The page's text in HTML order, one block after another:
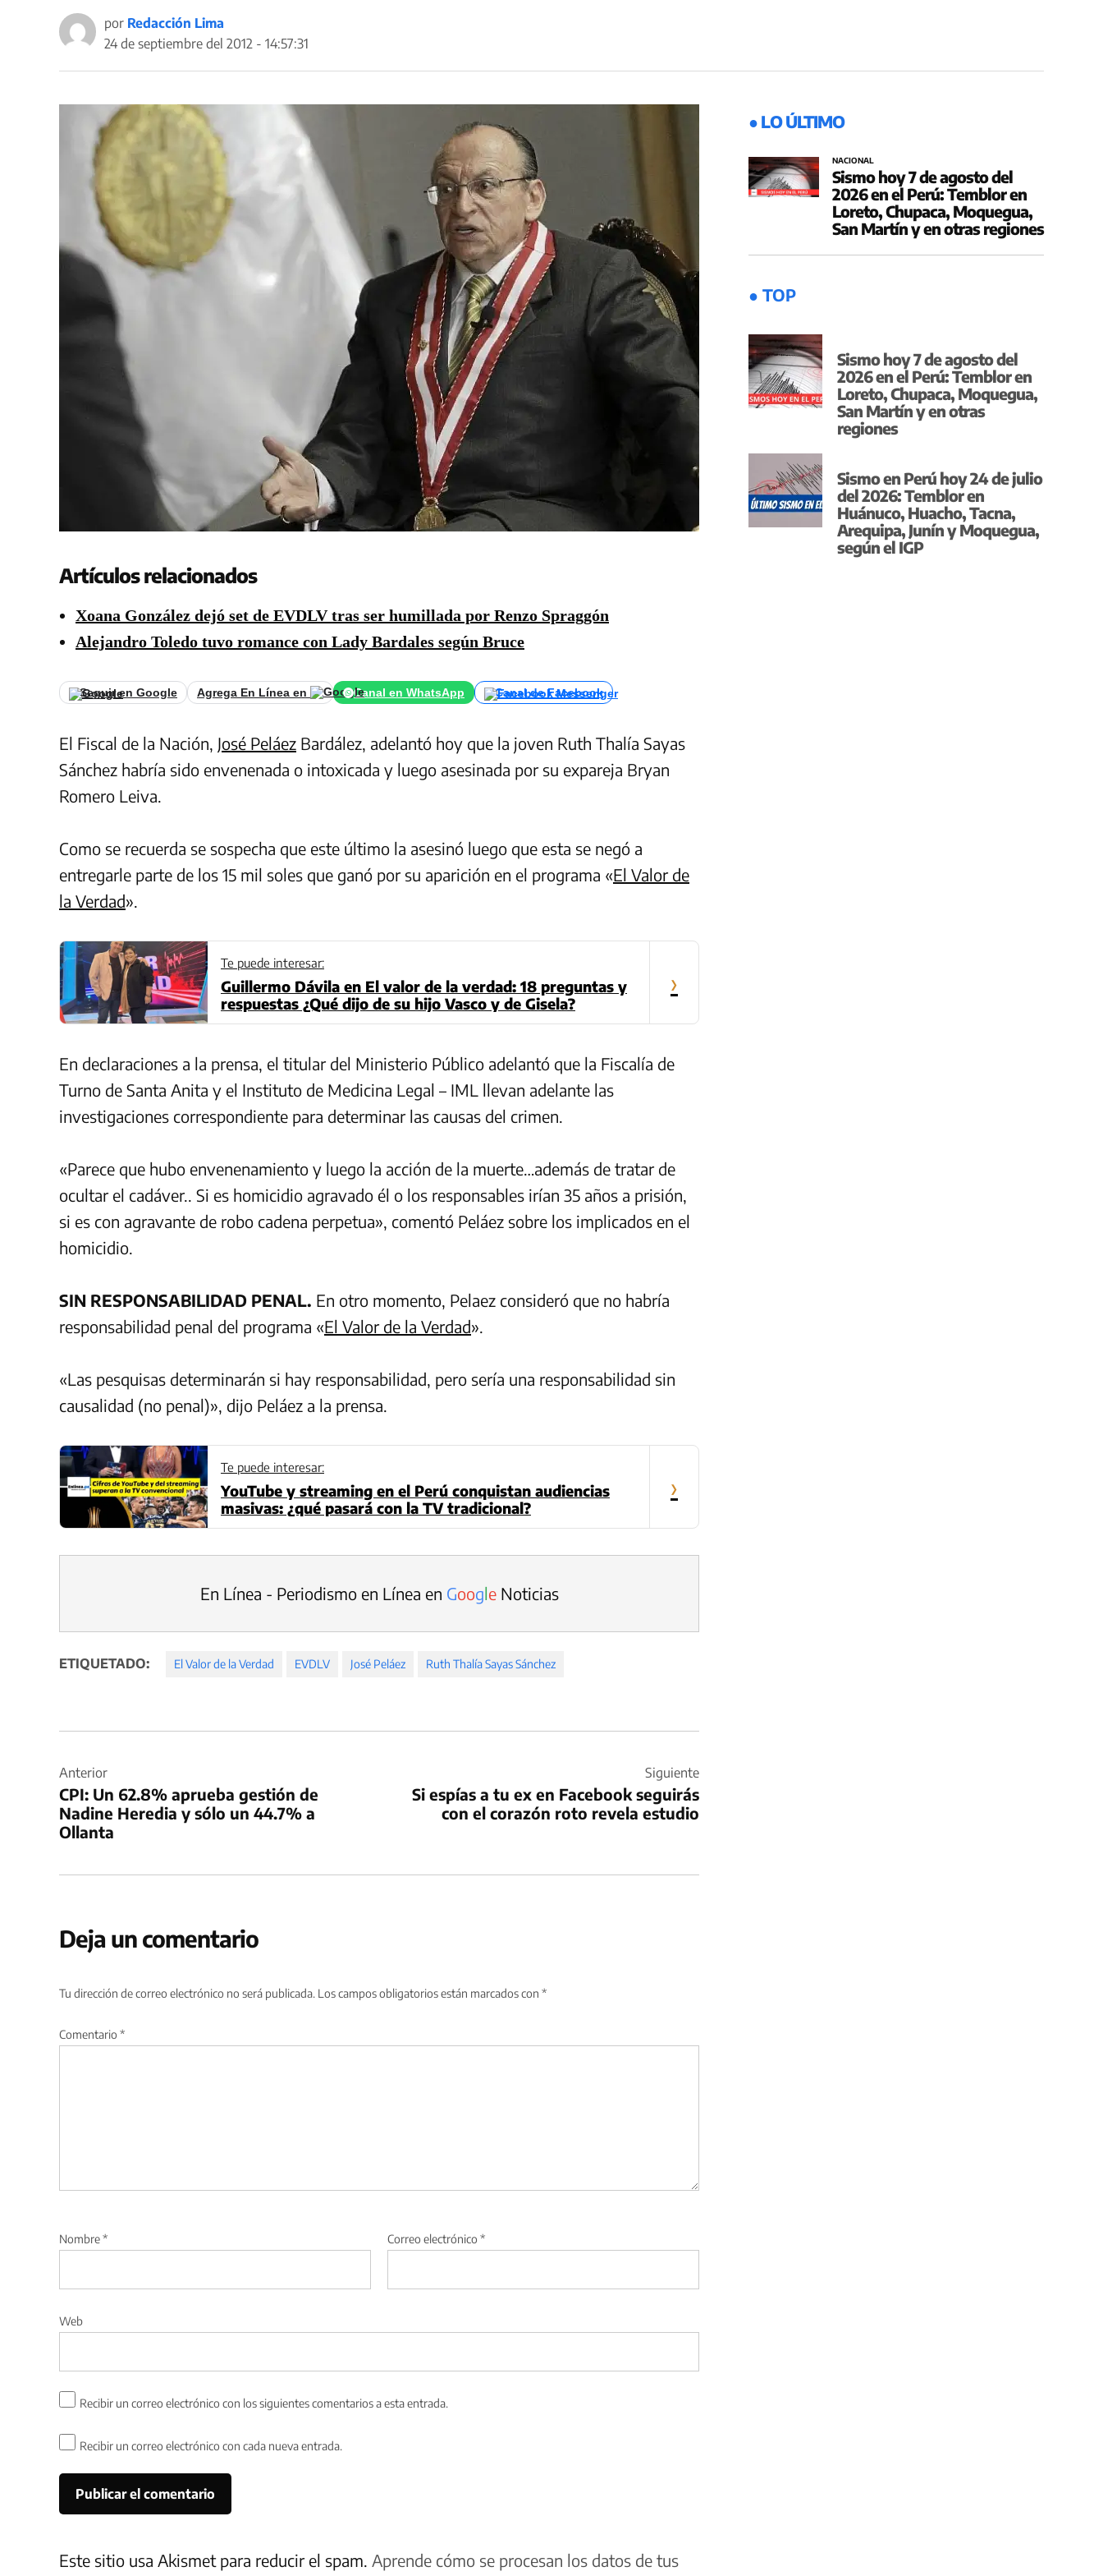
por Redacción Lima
24 de septiembre del 2012 - 14:57:31
Artículos relacionados
Xoana González dejó set de EVDLV tras ser humillada por Renzo Spraggón
Alejandro Toledo tuvo romance con Lady Bardales según Bruce
Seguir en Google Agrega En Línea en Canal en WhatsApp Canal de Facebook
El Fiscal de la Nación, José Peláez Bardález, adelantó hoy que la joven Ruth Thalía Sayas
Sánchez habría sido envenenada o intoxicada y luego asesinada por su expareja Bryan
Romero Leiva.
Como se recuerda se sospecha que este último la asesinó luego que esta se negó a
entregarle parte de los 15 mil soles que ganó por su aparición en el programa «El Valor de
la Verdad».
Te puede interesar:
Guillermo Dávila en El valor de la verdad: 18 preguntas y
respuestas ¿Qué dijo de su hijo Vasco y de Gisela?
›
En declaraciones a la prensa, el titular del Ministerio Público adelantó que la Fiscalía de
Turno de Santa Anita y el Instituto de Medicina Legal – IML llevan adelante las
investigaciones correspondiente para determinar las causas del crimen.
«Parece que hubo envenenamiento y luego la acción de la muerte…además de tratar de
ocultar el cadáver.. Si es homicidio agravado él o los responsables irían 35 años a prisión,
si es con agravante de robo cadena perpetua», comentó Peláez sobre los implicados en el
homicidio.
SIN RESPONSABILIDAD PENAL. En otro momento, Pelaez consideró que no habría
responsabilidad penal del programa «El Valor de la Verdad».
«Las pesquisas determinarán si hay responsabilidad, pero sería una responsabilidad sin
causalidad (no penal)», dijo Peláez a la prensa.
Te puede interesar:
YouTube y streaming en el Perú conquistan audiencias
masivas: ¿qué pasará con la TV tradicional?
›
En Línea - Periodismo en Línea en GoogleNoticias
ETIQUETADO: El Valor de la Verdad EVDLV José Peláez Ruth Thalía Sayas Sánchez
de
entradas
Anterior
CPI: Un 62.8% aprueba gestión de
Nadine Heredia y sólo un 44.7% a
Ollanta
Siguiente
Si espías a tu ex en Facebook seguirás
con el corazón roto revela estudio
Deja un comentario
Tu dirección de correo electrónico no será publicada. Los campos obligatorios están marcados con *
Comentario *
Nombre* Correo electrónico *
Web
Recibir un correo electrónico con los siguientes comentarios a esta entrada.
Recibir un correo electrónico con cada nueva entrada.
Este sitio usa Akismet para reducir el spam. Aprende cómo se procesan los datos de tus
● LO ÚLTIMO
NACIONAL
Sismo hoy 7 de agosto del
2026 en el Perú: Temblor en
Loreto, Chupaca, Moquegua,
San Martín y en otras regiones
● TOP
Sismo hoy 7 de agosto del
2026 en el Perú: Temblor en
Loreto, Chupaca, Moquegua,
San Martín y en otras
regiones
Sismo en Perú hoy 24 de julio
del 2026: Temblor en
Huánuco, Huacho, Tacna,
Arequipa, Junín y Moquegua,
según el IGP